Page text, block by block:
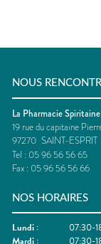
NOUS
La Pharmacie Spiritaine
19 rue du capitaine
97270 SAINT-ESPRIT
Tel : 05 96 56 56 65
Fax : 05 96 56 56 66
NOS HORAIRES
Lundi :
07:30-